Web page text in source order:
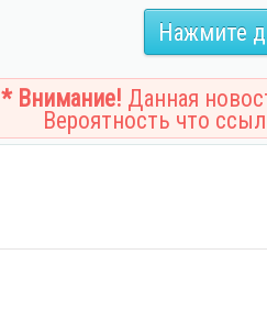
Нажмите
* Внимание! Данная
Вероятность что